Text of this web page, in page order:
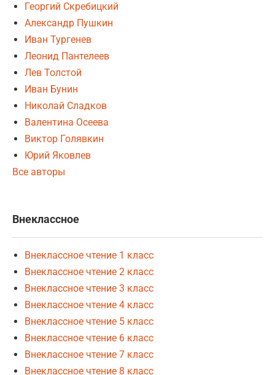
Георгий Скребицкий
Александр Пушкин
Иван Тургенев
Леонид Пантелеев
Лев Толстой
Иван Бунин
Николай Сладков
Валентина Осеева
Виктор Голявкин
Юрий Яковлев
Все авторы
Внеклассное
Внеклассное чтение 1 класс
Внеклассное чтение 2 класс
Внеклассное чтение 3 класс
Внеклассное чтение 4 класс
Внеклассное чтение 5 класс
Внеклассное чтение 6 класс
Внеклассное чтение 7 класс
Внеклассное чтение 8 класс